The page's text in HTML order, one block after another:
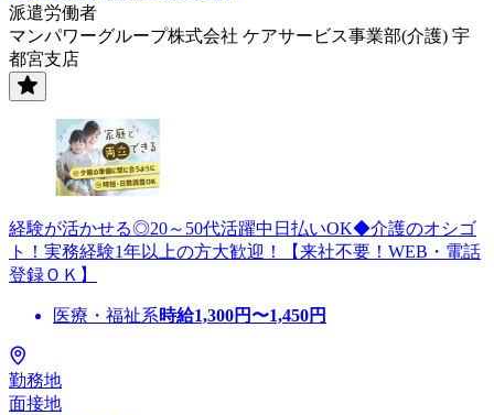
派遣労働者
マンパワーグループ株式会社 ケアサービス事業部(介護) 宇
都宮支店
経験が活かせる◎20～50代活躍中日払いOK◆介護のオシゴ
ト！実務経験1年以上の方大歓迎！【来社不要！WEB・電話
登録ＯＫ】
医療・福祉系時給1,300円〜1,450円
勤務地
面接地